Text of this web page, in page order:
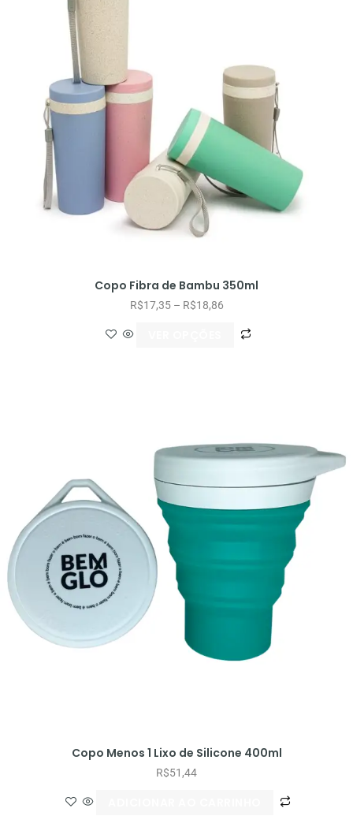
Copo Fibra de Bambu 350ml
R$17,35 – R$18,86
Copo Menos 1 Lixo de Silicone 400ml
R$51,44